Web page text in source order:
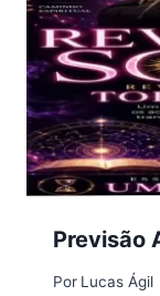
Previsão
Por Lucas Ágil